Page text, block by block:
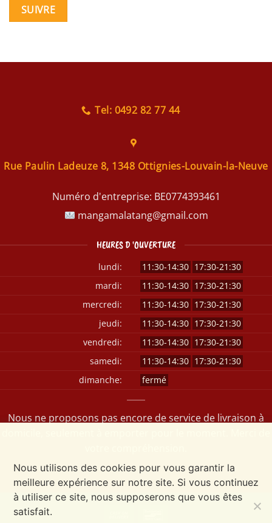
SUIVRE
Tel: 0492 82 77 44
Rue Paulin Ladeuze 8, 1348 Ottignies-Louvain-la-Neuve
Numéro d'entreprise: BE0774393461
mangamalatang@gmail.com
HEURES D 'OUVERTURE
lundi: 11:30-14:30 17:30-21:30
mardi:
11:30-14:30 17:30-21:30
mercredi:
11:30-14:30 17:30-21:30
jeudi:
11:30-14:30 17:30-21:30
vendredi:
11:30-14:30 17:30-21:30
samedi:
11:30-14:30 17:30-21:30
dimanche:
fermé
Nous ne proposons pas encore de service de livraison à
Nous utilisons des cookies pour vous garantir la
meilleure expérience sur notre site. Si vous continuez
à utiliser ce site, nous supposerons que vous êtes
satisfait.